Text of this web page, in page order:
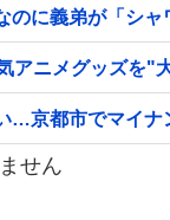
に義弟が「シ
アニメグッズを
…京都市でマイ
せん